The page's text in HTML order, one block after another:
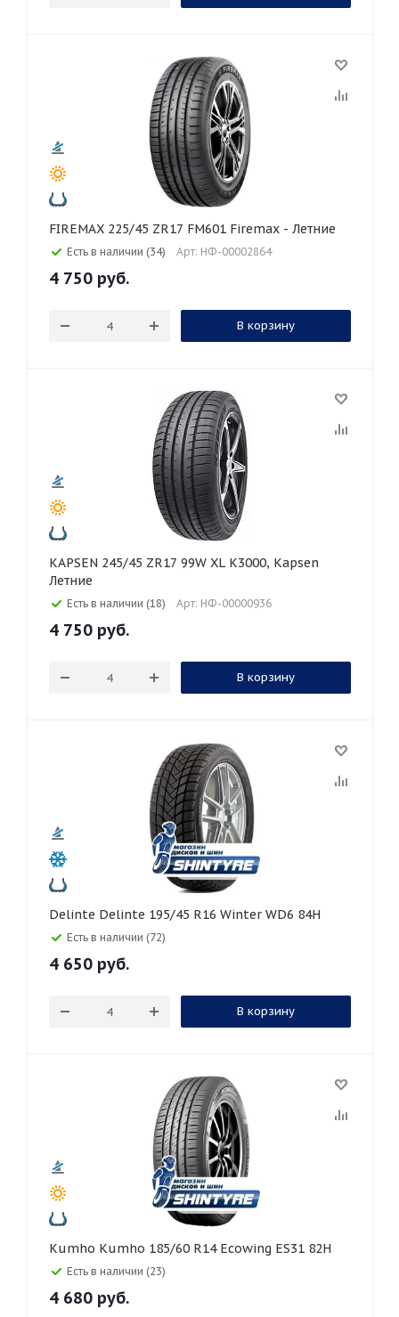
FIREMAX 225/45 ZR17 FM601 Firemax - Летние
Есть в наличии (34) Арт: НФ-00002864
4 750 руб.
В корзину
KAPSEN 245/45 ZR17 99W XL K3000, Kapsen
Летние
Есть в наличии (18) Арт: НФ-00000936
4 750 руб.
В корзину
Delinte Delinte 195/45 R16 Winter WD6 84H
Есть в наличии (72)
4 650 руб.
В корзину
Kumho Kumho 185/60 R14 Ecowing ES31 82H
Есть в наличии (23)
4 680 руб.